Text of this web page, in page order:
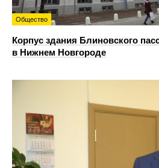
Общество
Корпус здания Блиновского
в Нижнем Новгороде